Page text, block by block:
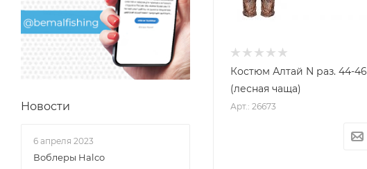
Костюм Алтай N раз. 44-46
(лесная чаща)
Арт.: 26673
Новости
6 апреля 2023
Воблеры Halco